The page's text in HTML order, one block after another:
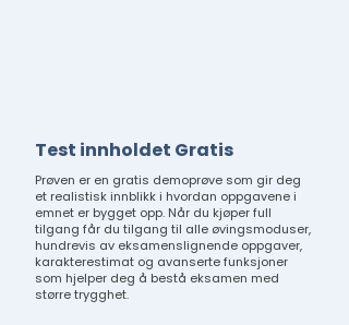
Test innholdet Gratis
Prøven er en gratis demoprøve som gir deg
et realistisk innblikk i hvordan oppgavene i
emnet er bygget opp. Når du kjøper full
tilgang får du tilgang til alle øvingsmoduser,
hundrevis av eksamenslignende oppgaver,
karakterestimat og avanserte funksjoner
som hjelper deg å bestå eksamen med
større trygghet.